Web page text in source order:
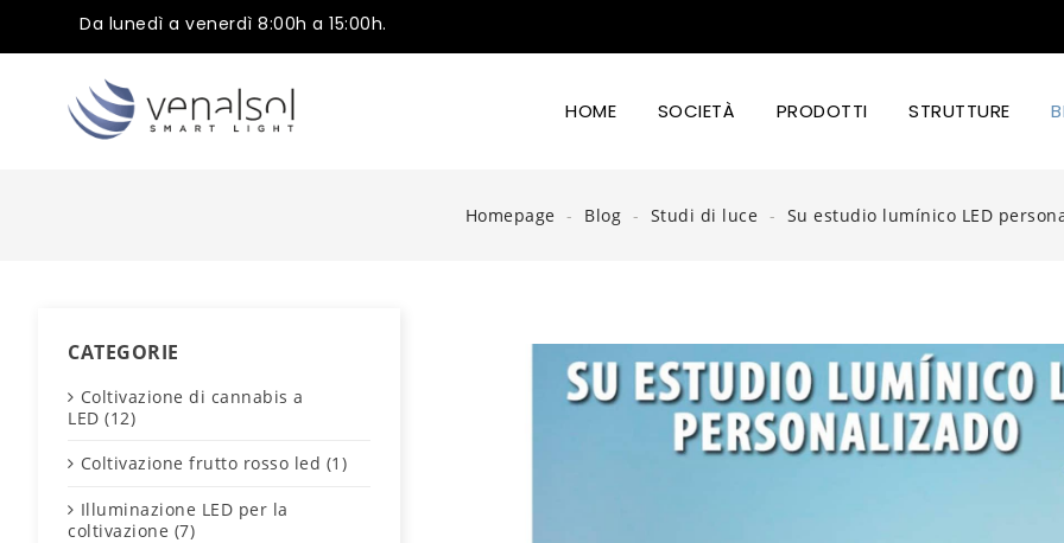
Da lunedì a venerdì 8:00h a 15:00h.
HOME SOCIETÀ PRODOTTI STRUTTURE
Homepage Blog Studi di luce Su estudio lumínico LED
CATEGORIE
Coltivazione di cannabis a
LED (12)
Coltivazione frutto rosso led (1)
Illuminazione LED per la
coltivazione (7)